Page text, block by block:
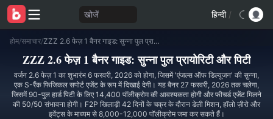
खोजें हिन्दी /
होम/समाचार/ ZZZ 2.6 फेज़ 1 बैनर गाइड: सुन्ना पुल प्रायोरिटी और पिटी
ZZZ 2.6 फेज़ 1 बैनर गाइड: सुन्ना पुल प्रायोरिटी और पिटी
वर्जन 2.6 फेज़ 1 का शुभारंभ 6 फरवरी, 2026 को होगा, जिसमें 'एंजल्स ऑफ डिल्यूजन' की सुन्ना,
एक S-रैंक फिजिकल सपोर्ट एजेंट के रूप में दिखाई देगी। यह बैनर 27 फरवरी, 2026 तक चलेगा,
जिसमें 90-पुल हार्ड पिटी के लिए 14,400 पॉलीक्रोम की आवश्यकता होगी और फीचर्ड एजेंट मिलने
की 50/50 संभावना होगी। F2P खिलाड़ी 42 दिनों के चक्र के दौरान डेली मिशन, हॉलो ज़ीरो और
इवेंट्स के माध्यम से 8,000-12,000 पॉलीक्रोम जमा कर सकते हैं।